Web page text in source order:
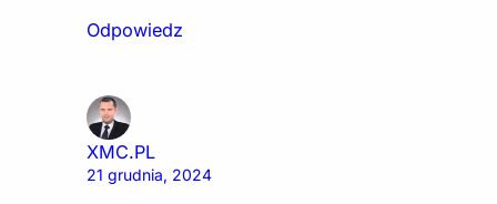
Odpowiedz
XMC.PL
21 grudnia, 2024